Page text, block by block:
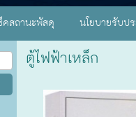
คสถานะพัสดุ นโยบายรับป
ตู้ไฟฟ้าเหล็ก